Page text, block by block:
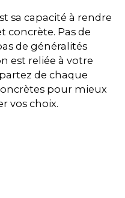
sa capacité à rendre
concrète. Pas de
de généralités
est reliée à votre
de chaque
pour mieux
vos choix.